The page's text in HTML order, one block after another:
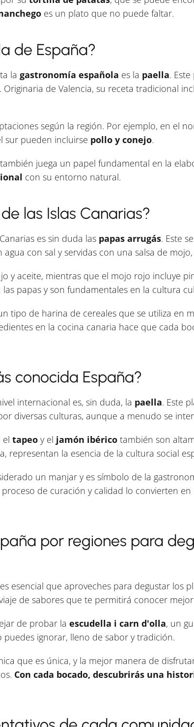
es un plato que no puede faltar.
de España?
la gastronomía española es la paella.
de Valencia, su receta tradicional
según la región. Por ejemplo, en el
sur pueden incluirse pollo y conejo.
juega un papel fundamental en la
con su entorno natural.
las Islas Canarias?
es sin duda las papas arrugás. Este
con sal y servidas con una salsa de
y aceite, mientras que el mojo rojo incluye
papas y son fundamentales en la cultura
tipo de harina de cereales que se utiliza en
en la cocina canaria hace que cada
conocida España?
internacional es, sin duda, la paella. Este
diversas culturas, aunque a menudo se
el tapeoy el jamón ibéricotambién son
representan la esencia de la cultura social
un manjar y es símbolo de la
de curación y calidad lo convierten
por regiones para
esencial que aproveches para degustar los
de sabores que te permitirá conocer
de probar la escudella i carn d'olla, un
ignorar, lleno de sabor y tradición.
que es única, y la mejor manera de
Con cada bocado, descubrirás una